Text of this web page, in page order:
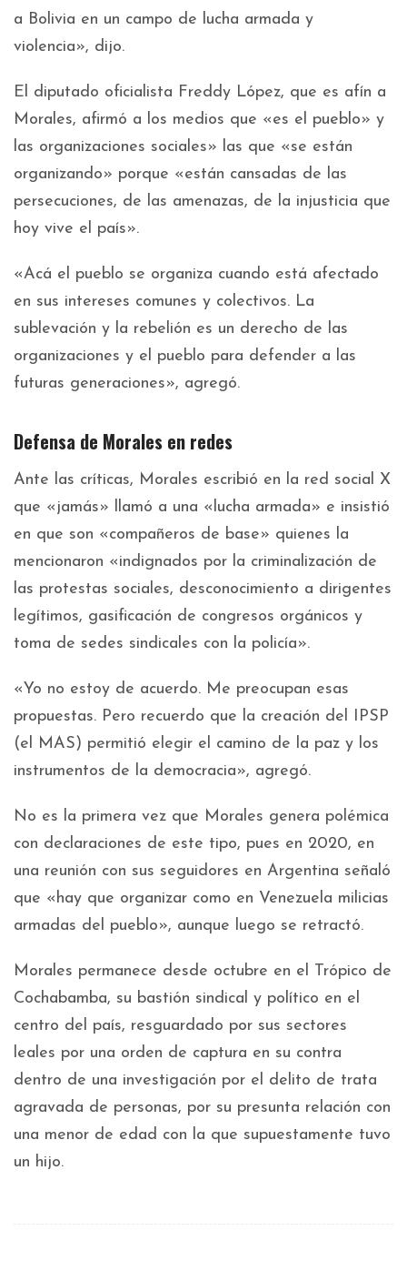
a Bolivia en un campo de lucha armada y
violencia», dijo.
El diputado oficialista Freddy López, que es afín a
Morales, afirmó a los medios que «es el pueblo» y
las organizaciones sociales» las que «se están
organizando» porque «están cansadas de las
persecuciones, de las amenazas, de la injusticia que
hoy vive el país».
«Acá el pueblo se organiza cuando está afectado
en sus intereses comunes y colectivos. La
sublevación y la rebelión es un derecho de las
organizaciones y el pueblo para defender a las
futuras generaciones», agregó.
Defensa de Morales en redes
Ante las críticas, Morales escribió en la red social X
que «jamás» llamó a una «lucha armada» e insistió
en que son «compañeros de base» quienes la
mencionaron «indignados por la criminalización de
las protestas sociales, desconocimiento a dirigentes
legítimos, gasificación de congresos orgánicos y
toma de sedes sindicales con la policía».
«Yo no estoy de acuerdo. Me preocupan esas
propuestas. Pero recuerdo que la creación del IPSP
(el MAS) permitió elegir el camino de la paz y los
instrumentos de la democracia», agregó.
No es la primera vez que Morales genera polémica
con declaraciones de este tipo, pues en 2020, en
una reunión con sus seguidores en Argentina señaló
que «hay que organizar como en Venezuela milicias
armadas del pueblo», aunque luego se retractó.
Morales permanece desde octubre en el Trópico de
Cochabamba, su bastión sindical y político en el
centro del país, resguardado por sus sectores
leales por una orden de captura en su contra
dentro de una investigación por el delito de trata
agravada de personas, por su presunta relación con
una menor de edad con la que supuestamente tuvo
un hijo.